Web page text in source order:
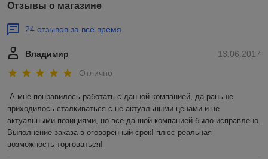
Отзывы о магазине
24 отзывов за всё время
13.06.2017
Владимир
Отлично
А мне понравилось работать с данной компанией, да раньше
приходилось сталкиваться с не актуальными ценами и не
актуальными позициями, но всё данной компанией было исправлено.
Выполнение заказа в оговоренный срок! плюс реальная
возможность торговаться!